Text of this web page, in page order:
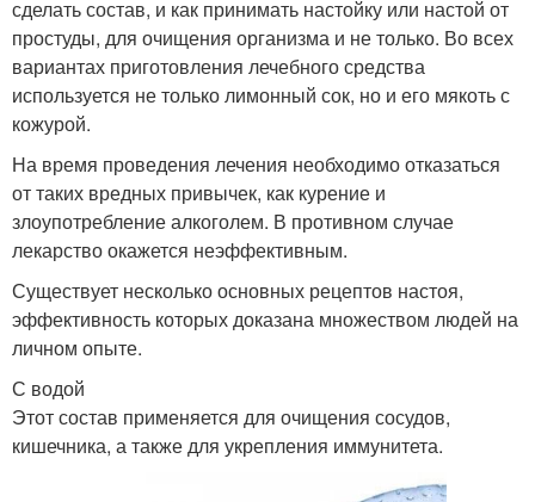
сделать состав, и как принимать настойку или настой от
простуды, для очищения организма и не только. Во всех
вариантах приготовления лечебного средства
используется не только лимонный сок, но и его мякоть с
кожурой.
На время проведения лечения необходимо отказаться
от таких вредных привычек, как курение и
злоупотребление алкоголем. В противном случае
лекарство окажется неэффективным.
Существует несколько основных рецептов настоя,
эффективность которых доказана множеством людей на
личном опыте.
С водой
Этот состав применяется для очищения сосудов,
кишечника, а также для укрепления иммунитета.